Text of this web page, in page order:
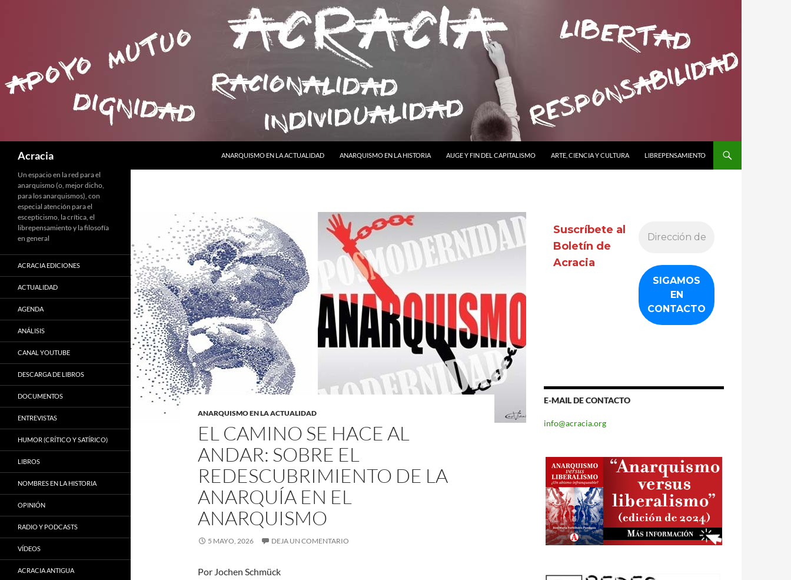
Acracia
ANARQUISMO EN LA ACTUALIDAD
ANARQUISMO EN LA HISTORIA AUGE Y FIN DEL CAPITALISMO ARTE, CIENCIA Y CULTURA LIBREPENSAMIENTO
ANARQUISMO EN LA ACTUALIDAD
EL CAMINO SE HACE AL
ANDAR: SOBRE EL
REDESCUBRIMIENTO DE LA
ANARQUÍA EN EL
ANARQUISMO
5 MAYO, 2026 DEJA UN COMENTARIO
Por Jochen Schmück
Suscríbete al
Boletín de
Acracia
E-MAIL DE CONTACTO
info@acracia.org
Un espacio en la red para el
anarquismo (o, mejor dicho,
para los anarquismos), con
especial atención para el
escepticismo, la crítica, el
librepensamiento y la filosofía
en general
ACRACIA EDICIONES
ACTUALIDAD
AGENDA
ANÁLISIS
CANAL YOUTUBE
DESCARGA DE LIBROS
DOCUMENTOS
ENTREVISTAS
HUMOR (CRÍTICO Y SATÍRICO)
LIBROS
NOMBRES EN LA HISTORIA
OPINIÓN
RADIO Y PODCASTS
VÍDEOS
ACRACIA ANTIGUA